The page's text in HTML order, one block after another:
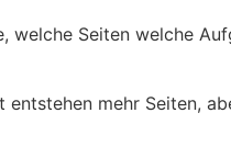
Seiten welche
mehr Seiten,